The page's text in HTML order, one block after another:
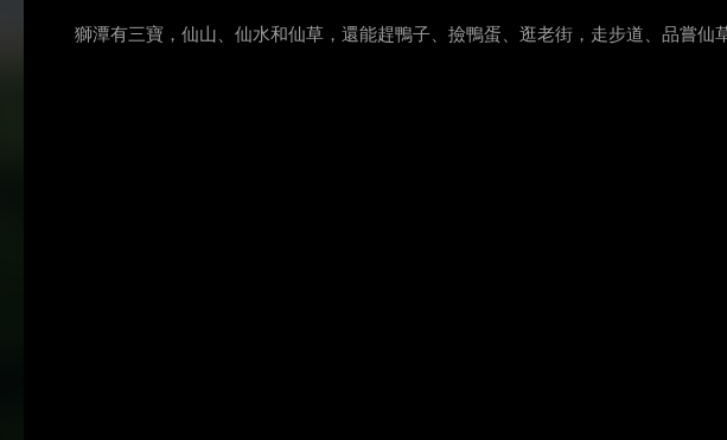
獅潭有三寶，仙山、仙水和仙草，還能趕鴨子、撿鴨蛋、逛老街，走步道、品嘗仙